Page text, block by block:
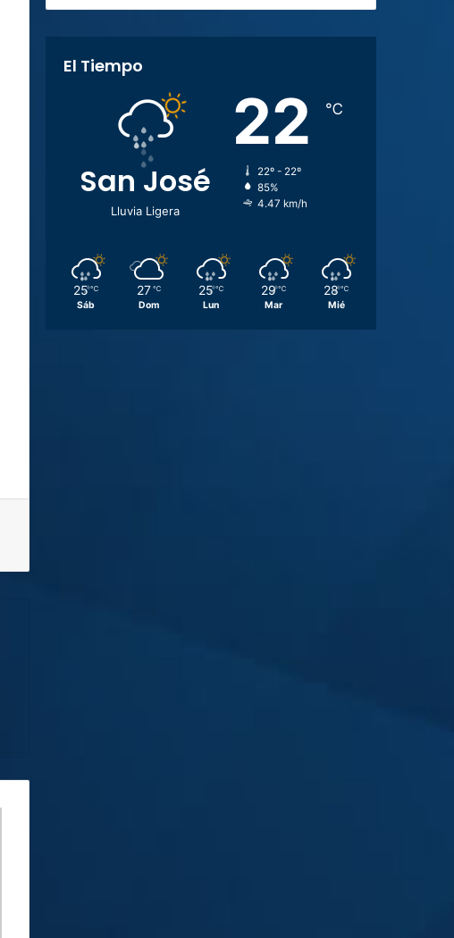
El Tiempo
San José
Lluvia Ligera
22 ℃
22º - 22º
85%
4.47 km/h
25 ℃
Sáb
27 ℃
Dom
25 ℃
Lun
29 ℃
Mar
28 ℃
Mié